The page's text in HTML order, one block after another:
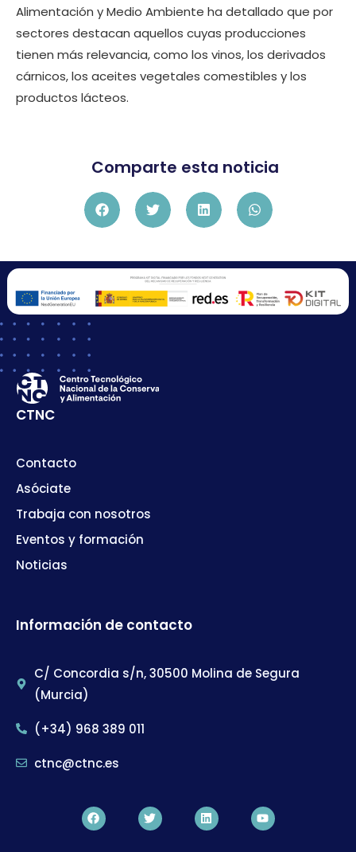
Alimentación y Medio Ambiente ha detallado que por
sectores destacan aquellos cuyas producciones
tienen más relevancia, como los vinos, los derivados
cárnicos, los aceites vegetales comestibles y los
productos lácteos.
Comparte esta noticia
CTNC
Contacto
Asóciate
Trabaja con nosotros
Eventos y formación
Noticias
Información de contacto
C/ Concordia s/n, 30500 Molina de Segura
(Murcia)
(+34) 968 389 011
ctnc@ctnc.es